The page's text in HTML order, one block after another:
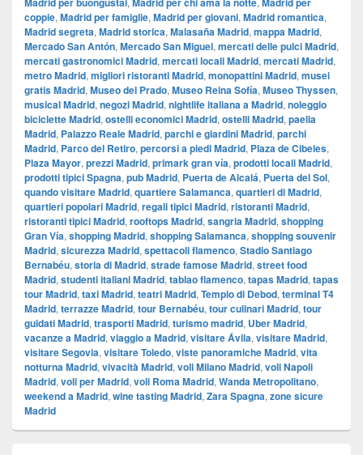
coppie, Madrid per famiglie, Madrid per giovani, Madrid romantica,
Madrid segreta, Madrid storica, Malasaña Madrid, mappa Madrid,
Mercado San Antón, Mercado San Miguel, mercati delle pulci Madrid,
mercati gastronomici Madrid, mercati locali Madrid, mercati Madrid,
metro Madrid, migliori ristoranti Madrid, monopattini Madrid, musei
gratis Madrid, Museo del Prado, Museo Reina Sofía, Museo Thyssen,
musical Madrid, negozi Madrid, nightlife italiana a Madrid, noleggio
biciclette Madrid, ostelli economici Madrid, ostelli Madrid, paella
Madrid, Palazzo Reale Madrid, parchi e giardini Madrid, parchi
Madrid, Parco del Retiro, percorsi a piedi Madrid, Plaza de Cibeles,
Plaza Mayor, prezzi Madrid, primark gran vía, prodotti locali Madrid,
prodotti tipici Spagna, pub Madrid, Puerta de Alcalá, Puerta del Sol,
quando visitare Madrid, quartiere Salamanca, quartieri di Madrid,
quartieri popolari Madrid, regali tipici Madrid, ristoranti Madrid,
ristoranti tipici Madrid, rooftops Madrid, sangria Madrid, shopping
Gran Vía, shopping Madrid, shopping Salamanca, shopping souvenir
Madrid, sicurezza Madrid, spettacoli flamenco, Stadio Santiago
Bernabéu, storia di Madrid, strade famose Madrid, street food
Madrid, studenti italiani Madrid, tablao flamenco, tapas Madrid, tapas
tour Madrid, taxi Madrid, teatri Madrid, Tempio di Debod, terminal T4
Madrid, terrazze Madrid, tour Bernabéu, tour culinari Madrid, tour
guidati Madrid, trasporti Madrid, turismo madrid, Uber Madrid,
vacanze a Madrid, viaggio a Madrid, visitare Ávila, visitare Madrid,
visitare Segovia, visitare Toledo, viste panoramiche Madrid, vita
notturna Madrid, vivacità Madrid, voli Milano Madrid, voli Napoli
Madrid, voli per Madrid, voli Roma Madrid, Wanda Metropolitano,
weekend a Madrid, wine tasting Madrid, Zara Spagna, zone sicure
Madrid